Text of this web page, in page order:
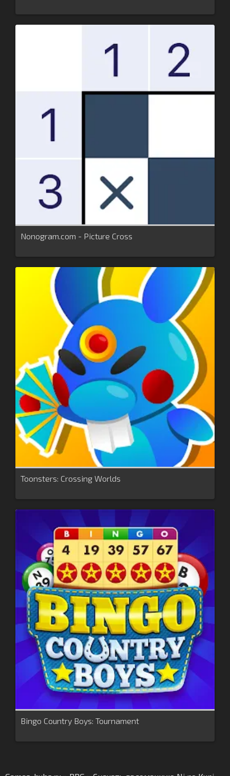
Nonogram.com - Picture Cross
Toonsters: Crossing Worlds
Bingo Country Boys: Tournament